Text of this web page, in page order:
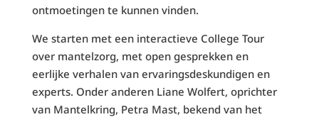
ontmoetingen te kunnen vinden.
We starten met een interactieve College Tour
over mantelzorg, met open gesprekken en
eerlijke verhalen van ervaringsdeskundigen en
experts. Onder anderen Liane Wolfert, oprichter
van Mantelkring, Petra Mast, bekend van het